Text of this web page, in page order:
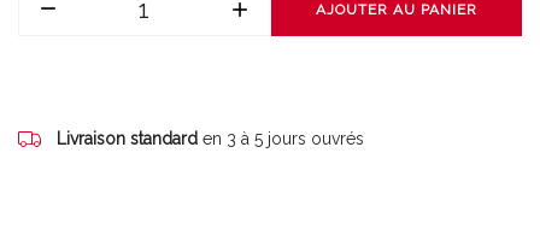
AJOUTER AU PANIER
Livraison standard en 3 à 5 jours ouvrés